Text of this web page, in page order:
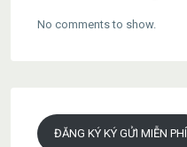
No comments to show.
ĐĂNG KÝ KÝ GỬI MIỄN PHÍ